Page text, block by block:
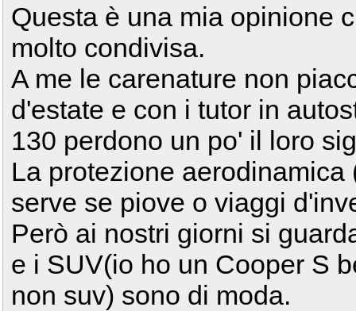
Questa è una mia opinione
molto condivisa.
A me le carenature non
d'estate e con i tutor in
130 perdono un po' il loro
La protezione
serve se piove o viaggi
Però ai nostri giorni si
e i SUV(io ho un Cooper S
non suv) sono di moda.